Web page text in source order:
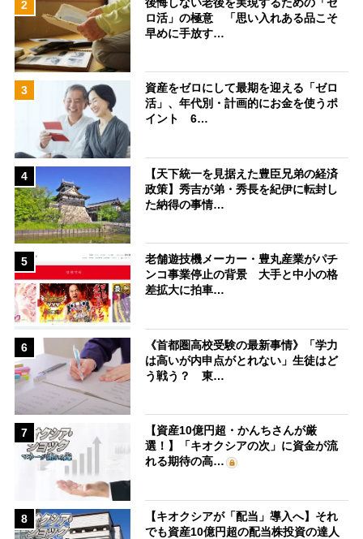
2
ロ活」の極意 「思い入れある品こそ
早めに手放す…
3
資産をゼロにして最期を迎える「ゼロ
活」、年代別・計画的にお金を使うポ
イント 6…
4
【天下統一を見据えた豊臣兄弟の経済
政策】秀吉が弟・秀長を紀伊に転封し
た納得の事情…
5
老舗遊技機メーカー・豊丸産業がパチ
ンコ事業停止の背景 大手と中小の格
差拡大に拍車…
6
《首都圏高校受験の最新事情》「学力
は高いが内申点がとれない」生徒はど
う戦う？ 東…
7
【資産10億円超・かんちさんが厳
選！】「キオクシアの次」に資金が流
れる期待の高…
8
【キオクシアが「配当」導入へ】それ
でも資産10億円超の配当株投資の達人